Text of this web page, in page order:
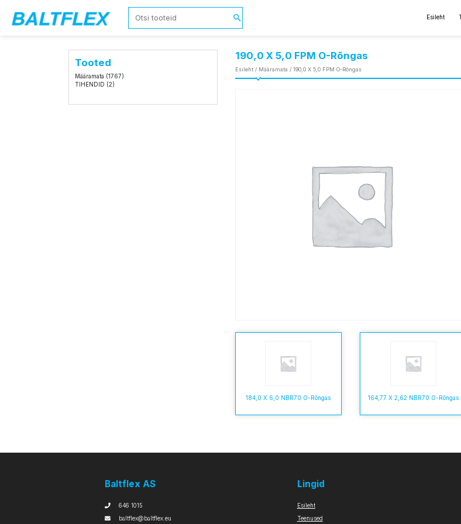
Esileht
Tooted
Määramata (1767)
TIHENDID (2)
190,0 X 5,0 FPM O-Rõngas
Esileht / Määramata / 190,0 X 5,0 FPM O-Rõngas
184,0 X 6,0 NBR70 O-Rõngas 164,77 X 2,62 NBR70 O-Rõngas
Baltflex AS
646 1015
baltflex@baltflex.eu
Lingid
Esileht
Teenused